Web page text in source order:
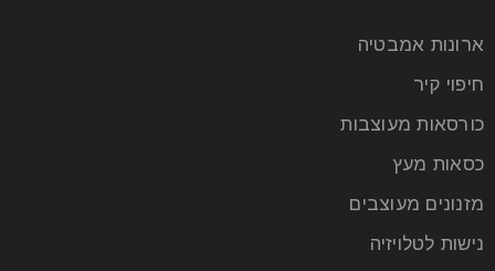
ארונות אמבטיה
חיפוי קיר
כורסאות מעוצבות
כסאות מעץ
מזנונים מעוצבים
נישות לטלויזיה